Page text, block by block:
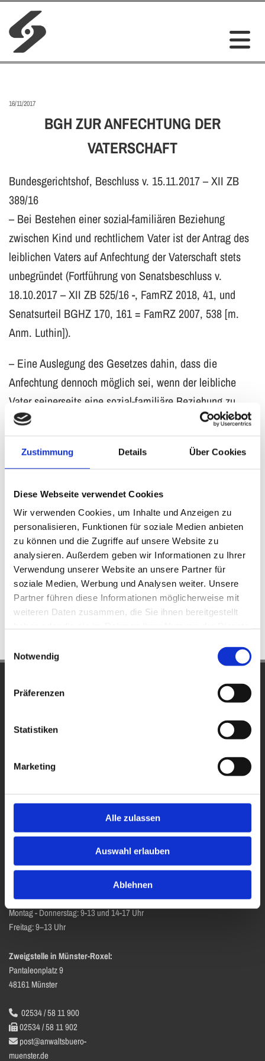
Zustimmung Details Über Cookies
Diese Webseite verwendet Cookies
Wir verwenden Cookies, um Inhalte und Anzeigen zu
personalisieren, Funktionen für soziale Medien anbieten
zu können und die Zugriffe auf unsere Website zu
analysieren. Außerdem geben wir Informationen zu Ihrer
Verwendung unserer Website an unsere Partner für
soziale Medien, Werbung und Analysen weiter. Unsere
Partner führen diese Informationen möglicherweise mit
weiteren Daten zusammen, die Sie ihnen bereitgestellt
Notwendig
Präferenzen
Statistiken
Marketing
Alle zulassen
Auswahl erlauben
Ablehnen
16/11/2017
BGH ZUR ANFECHTUNG DER
VATERSCHAFT
Bundesgerichtshof, Beschluss v. 15.11.2017 – XII ZB
389/16
– Bei Bestehen einer sozial-familiären Beziehung
zwischen Kind und rechtlichem Vater ist der Antrag des
leiblichen Vaters auf Anfechtung der Vaterschaft stets
unbegründet (Fortführung von Senatsbeschluss v.
18.10.2017 – XII ZB 525/16 -, FamRZ 2018, 41, und
Senatsurteil BGHZ 170, 161 = FamRZ 2007, 538 [m.
Anm. Luthin]).
– Eine Auslegung des Gesetzes dahin, dass die
Anfechtung dennoch möglich sei, wenn der leibliche
Vater seinerseits eine sozial-familiäre Beziehung zu
dem Kind habe und mit ihm in einer Familie
zusammenlebe, ist nicht zulässig.
– Das mit einer bestehenden sozial-familiären
Vaters ist auch in dieser Konstellation gegenüber dem
grundrechtlich geschützten Interesse des leiblichen
Vaters, die rechtliche Vaterstellung erlangen zu können,
vorrangig (im Anschluss an BVerfGE 108, 82 = FamRZ
2003, 816 [m. Anm. Huber], und Senatsurteil BGHZ 170,
161 = FamRZ 2007, 538 [m. Anm. Luthin]).
Schunck, Düntzer und Partner
48143 Münster
Telefon Rechtsanwälte:
Fax Rechtsanwälte: 0251/46615
Fax Notarin: 0251/48880911
E-Mail-Adressen:
schlossplatz@anwaltsbuero-muenster.de
Notarin:notare@anwaltsbuero-muenster.de
Geschäftszeiten:
Montag - Donnerstag: 9-13 und 14-17 Uhr
Freitag: 9–13 Uhr
Zweigstelle in Münster-Roxel:
Pantaleonplatz 9
48161 Münster
 02534 / 58 11 900
 02534 / 58 11 902
 post@anwaltsbuero-
muenster.de